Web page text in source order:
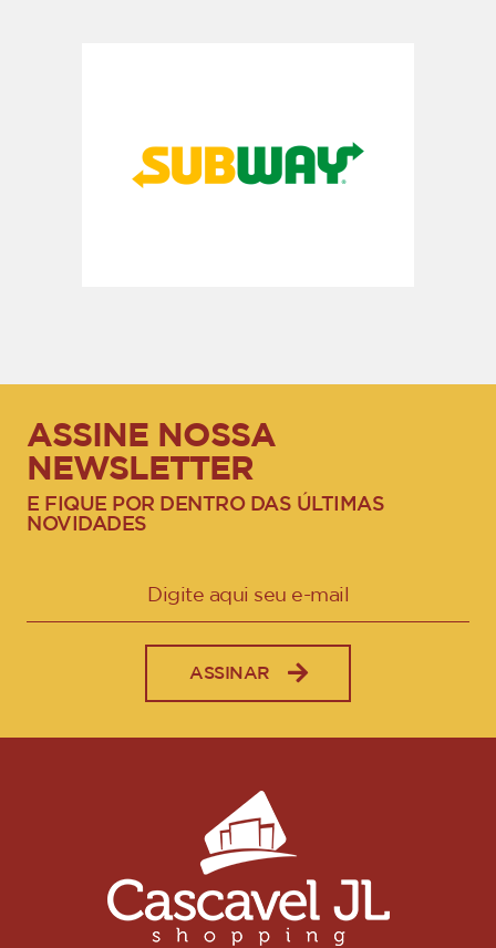
ASSINE NOSSA
NEWSLETTER
E FIQUE POR DENTRO DAS ÚLTIMAS
NOVIDADES
ASSINAR